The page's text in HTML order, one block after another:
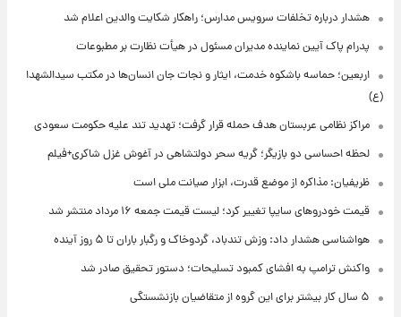
هشدار درباره تخلفات سرویس مدارس؛ راهکار شکایت والدین اعلام شد
پدرام پاک آیین نماینده مدیران مسئول در هیأت نظارت بر مطبوعات
اربعین؛ حماسه باشکوه خدمت، ایثار و نجات جان انسان‌ها در مکتب سیدالشهدا
(ع)
مراکز نظامی عربستان هدف حمله قرار گرفت؛ تهدید تند علیه حکومت سعودی
لحظه احساسی دو بازیگر؛ گریه سحر دولتشاهی در آغوش غزل شاکری+فیلم
ظریفیان: مذاکره از موضع قدرت، ابزار صیانت ملی است
قیمت خودروهای سایپا تغییر کرد؛ لیست قیمت جمعه ۱۶ مرداد منتشر شد
هواشناسی هشدار داد: وزش تندباد، گردوخاک و رگبار باران تا ۵ روز آینده
واکنش ترامپ به افشای کمبود تسلیحات؛ دستور تحقیق صادر شد
۵ سال کار بیشتر برای این گروه از متقاضیان بازنشستگی